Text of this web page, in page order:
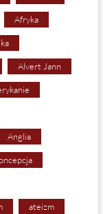
Afryka
Alvert Jann
Anglia
ateizm